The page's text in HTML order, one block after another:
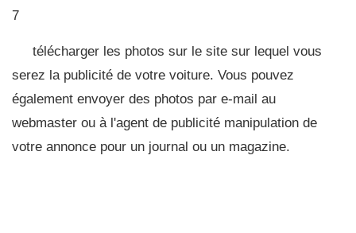
7
télécharger les photos sur le site sur lequel vous
serez la publicité de votre voiture. Vous pouvez
également envoyer des photos par e-mail au
webmaster ou à l'agent de publicité manipulation de
votre annonce pour un journal ou un magazine.